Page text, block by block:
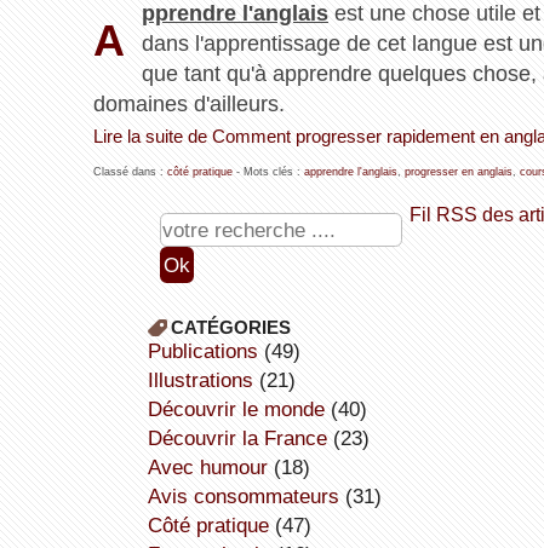
A
pprendre l'anglais est une chose utile
dans l'apprentissage de cet langue est
que tant qu'à apprendre quelques
domaines d'ailleurs.
Lire la suite de Comment progresser rapidement en
Classé dans : côté pratique- Mots clés : apprendre l'anglais, progresser en anglais,
Fil RSS des
CATÉGORIES
publications (49)
illustrations (21)
découvrir le monde(40)
découvrir la France(23)
avec humour(18)
avis consommateurs (31)
côté pratique(47)